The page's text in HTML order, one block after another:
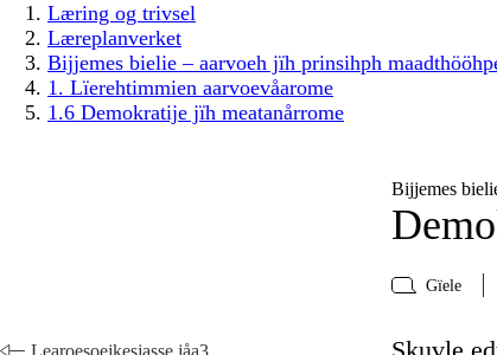
Læring og trivsel
Læreplanverket
Bijjemes bielie – aarvoeh jïh prinsihph
1. Lïerehtimmien aarvoevåarome
1.6 Demokratije jïh meatanårrome
Bijjemes
Gïele